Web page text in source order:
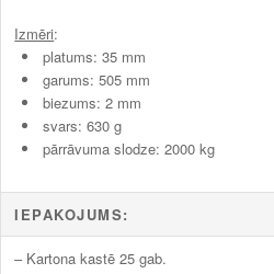
Izmēri:
platums: 35 mm
garums: 505 mm
biezums: 2 mm
svars: 630 g
pārrāvuma slodze: 2000 kg
IEPAKOJUMS:
– Kartona kastē 25 gab.